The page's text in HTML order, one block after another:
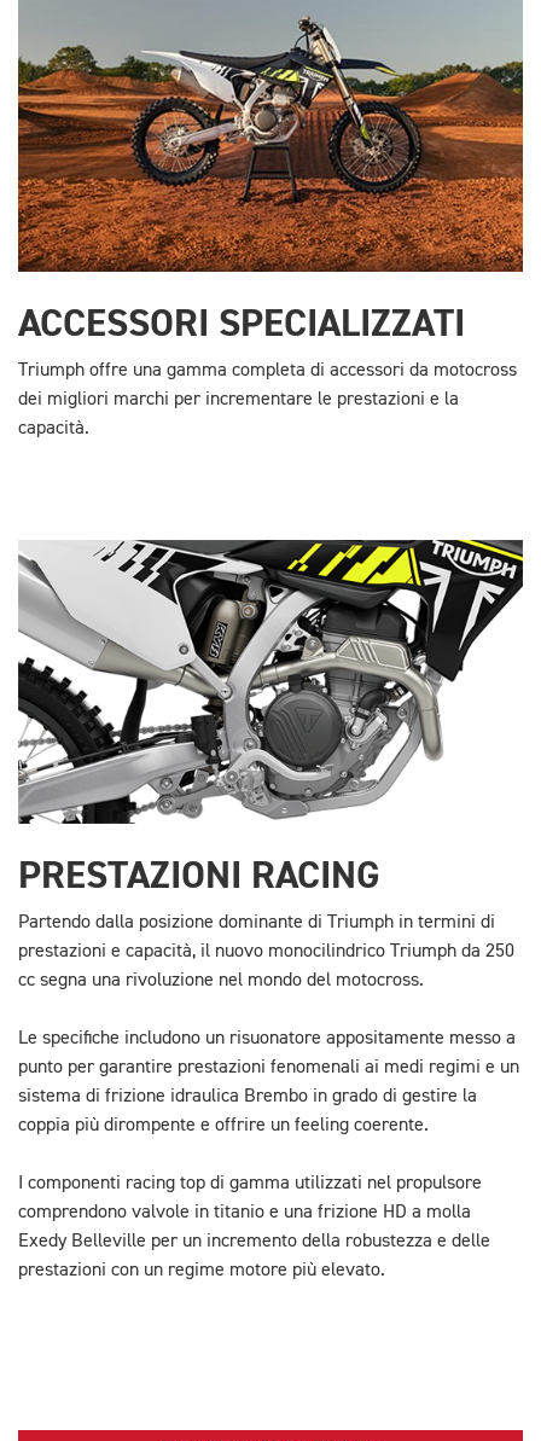
ACCESSORI SPECIALIZZATI
Triumph offre una gamma completa di accessori da motocross
dei migliori marchi per incrementare le prestazioni e la
capacità.
PRESTAZIONI RACING
Partendo dalla posizione dominante di Triumph in termini di
prestazioni e capacità, il nuovo monocilindrico Triumph da 250
cc segna una rivoluzione nel mondo del motocross.
Le specifiche includono un risuonatore appositamente messo a
punto per garantire prestazioni fenomenali ai medi regimi e un
sistema di frizione idraulica Brembo in grado di gestire la
coppia più dirompente e offrire un feeling coerente.
I componenti racing top di gamma utilizzati nel propulsore
comprendono valvole in titanio e una frizione HD a molla
Exedy Belleville per un incremento della robustezza e delle
prestazioni con un regime motore più elevato.